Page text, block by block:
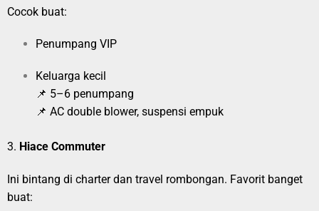
Cocok buat:
Penumpang VIP
Keluarga kecil
📌 5–6 penumpang
📌 AC double blower, suspensi empuk
3. Hiace Commuter
Ini bintang di charter dan travel rombongan. Favorit banget
buat: